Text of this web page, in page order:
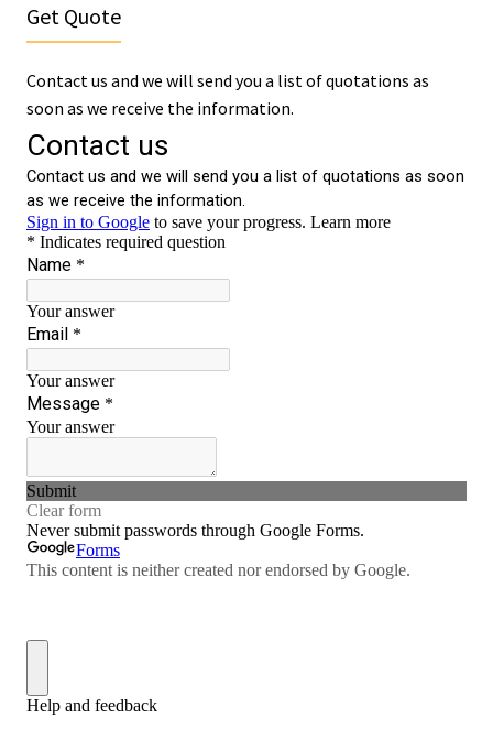
Get Quote
Contact us and we will send you a list of quotations as
soon as we receive the information.